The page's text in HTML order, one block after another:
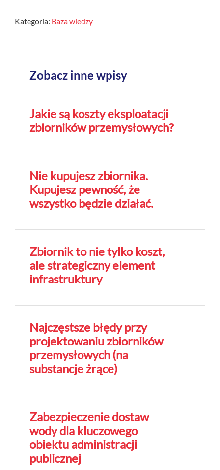
Kategoria: Baza wiedzy
Zobacz inne wpisy
Jakie są koszty eksploatacji
zbiorników przemysłowych?
Nie kupujesz zbiornika.
Kupujesz pewność, że
wszystko będzie działać.
Zbiornik to nie tylko koszt,
ale strategiczny element
infrastruktury
Najczęstsze błędy przy
projektowaniu zbiorników
przemysłowych (na
substancje żrące)
Zabezpieczenie dostaw
wody dla kluczowego
obiektu administracji
publicznej